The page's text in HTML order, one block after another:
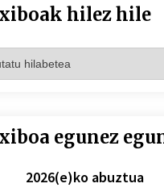
hilez hile
egunez
2026(e)ko abuztua